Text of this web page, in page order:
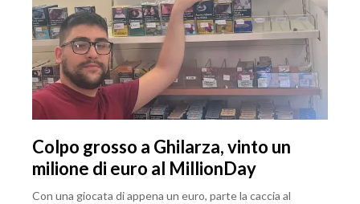
Colpo grosso a Ghilarza, vinto un
milione di euro al MillionDay
Con una giocata di appena un euro, parte la caccia al